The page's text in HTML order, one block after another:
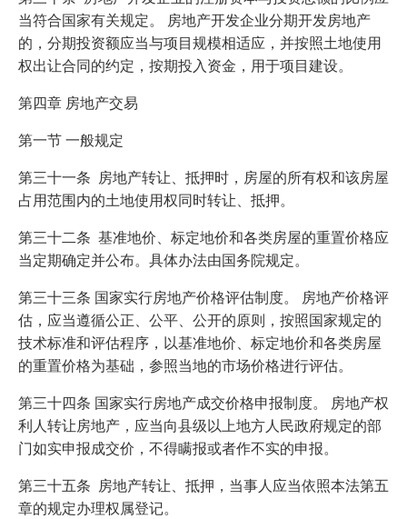
当符合国家有关规定。 房地产开发企业分期开发房地产
的，分期投资额应当与项目规模相适应，并按照土地使用
权出让合同的约定，按期投入资金，用于项目建设。
第四章 房地产交易
第一节 一般规定
第三十一条 房地产转让、抵押时，房屋的所有权和该房屋
占用范围内的土地使用权同时转让、抵押。
第三十二条 基准地价、标定地价和各类房屋的重置价格应
当定期确定并公布。具体办法由国务院规定。
第三十三条 国家实行房地产价格评估制度。 房地产价格评
估，应当遵循公正、公平、公开的原则，按照国家规定的
技术标准和评估程序，以基准地价、标定地价和各类房屋
的重置价格为基础，参照当地的市场价格进行评估。
第三十四条 国家实行房地产成交价格申报制度。 房地产权
利人转让房地产，应当向县级以上地方人民政府规定的部
门如实申报成交价，不得瞒报或者作不实的申报。
第三十五条 房地产转让、抵押，当事人应当依照本法第五
章的规定办理权属登记。